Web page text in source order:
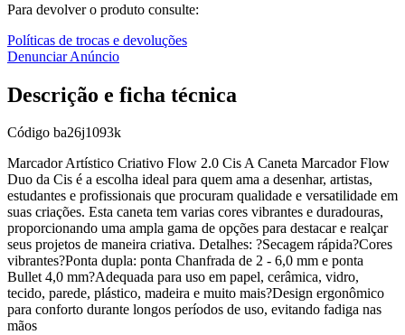
Para devolver o produto consulte:
Políticas de trocas e devoluções
Denunciar Anúncio
Descrição e ficha técnica
Código ba26j1093k
Marcador Artístico Criativo Flow 2.0 Cis A Caneta Marcador Flow
Duo da Cis é a escolha ideal para quem ama a desenhar, artistas,
estudantes e profissionais que procuram qualidade e versatilidade em
suas criações. Esta caneta tem varias cores vibrantes e duradouras,
proporcionando uma ampla gama de opções para destacar e realçar
seus projetos de maneira criativa. Detalhes: ?Secagem rápida?Cores
vibrantes?Ponta dupla: ponta Chanfrada de 2 - 6,0 mm e ponta
Bullet 4,0 mm?Adequada para uso em papel, cerâmica, vidro,
tecido, parede, plástico, madeira e muito mais?Design ergonômico
para conforto durante longos períodos de uso, evitando fadiga nas
mãos